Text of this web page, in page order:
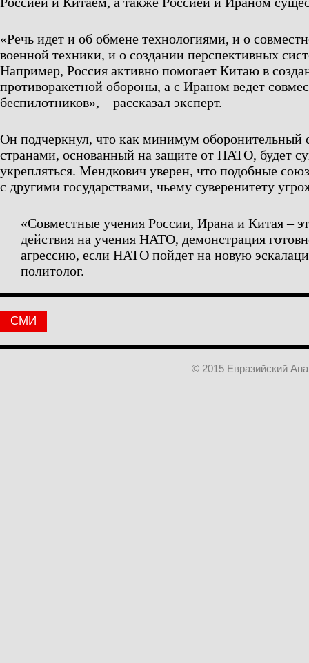
«Речь идет и об обмене технологиями, и о
военной техники, и о создании перспективных
Например, Россия активно помогает Китаю в
противоракетной обороны, а с Ираном ведет
беспилотников», – рассказал эксперт.
Он подчеркнул, что как минимум оборонительный
странами, основанный на защите от НАТО, будет
укрепляться. Мендкович уверен, что подобные
с другими государствами, чьему суверенитету
«Совместные учения России, Ирана и Китая –
действия на учения НАТО, демонстрация
агрессию, если НАТО пойдет на новую
политолог.
СМИ
© 2015 Евразийский